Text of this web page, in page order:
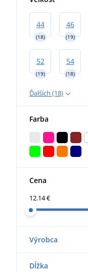
44
(18)
46
(19)
52
(19)
54
(18)
Ďalších (18)
Farba
Cena
12.14 €
Výrobca
Dĺžka